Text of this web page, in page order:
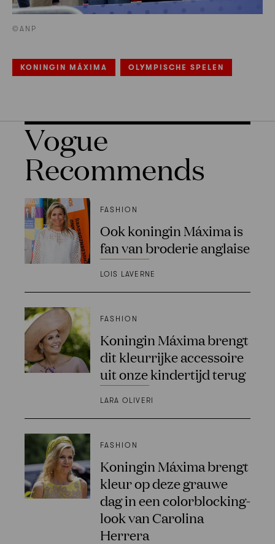
©ANP
KONINGIN MÁXIMA OLYMPISCHE SPELEN
Vogue
Recommends
FASHION
Ook koningin Máxima is
fan van broderie anglaise
LOIS LAVERNE
FASHION
Koningin Máxima brengt
dit kleurrijke accessoire
uit onze kindertijd terug
LARA OLIVERI
FASHION
Koningin Máxima brengt
kleur op deze grauwe
dag in een colorblocking-
look van Carolina
Herrera